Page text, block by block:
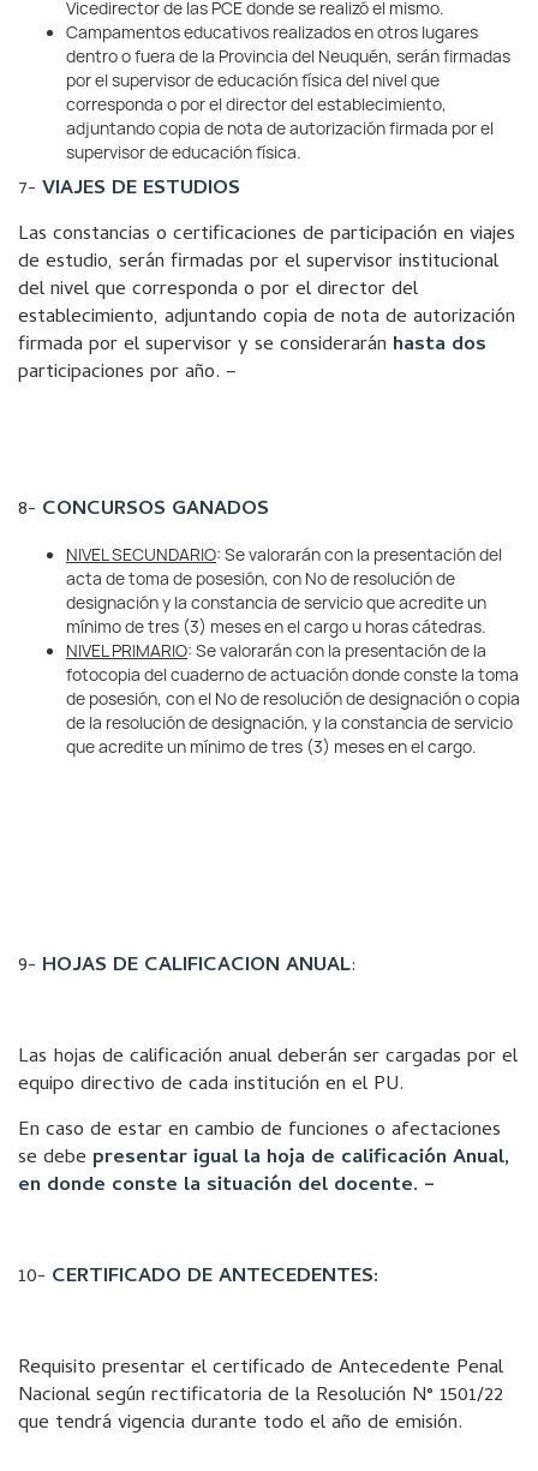
Vicedirector de las PCE donde se realizó el mismo.
Campamentos educativos realizados en otros lugares
dentro o fuera de la Provincia del Neuquén, serán firmadas
por el supervisor de educación física del nivel que
corresponda o por el director del establecimiento,
adjuntando copia de nota de autorización firmada por el
supervisor de educación física.
7- VIAJES DE ESTUDIOS
Las constancias o certificaciones de participación en viajes
de estudio, serán firmadas por el supervisor institucional
del nivel que corresponda o por el director del
establecimiento, adjuntando copia de nota de autorización
firmada por el supervisor y se considerarán hasta dos
participaciones por año. –
8- CONCURSOS GANADOS
NIVEL SECUNDARIO: Se valorarán con la presentación del
acta de toma de posesión, con Nº de resolución de
designación y la constancia de servicio que acredite un
mínimo de tres (3) meses en el cargo u horas cátedras.
NIVEL PRIMARIO: Se valorarán con la presentación de la
fotocopia del cuaderno de actuación donde conste la toma
de posesión, con el Nº de resolución de designación o copia
de la resolución de designación, y la constancia de servicio
que acredite un mínimo de tres (3) meses en el cargo.
9- HOJAS DE CALIFICACION ANUAL:
Las hojas de calificación anual deberán ser cargadas por el
equipo directivo de cada institución en el PU.
En caso de estar en cambio de funciones o afectaciones
se debe presentar igual la hoja de calificación Anual,
en donde conste la situación del docente. –
10- CERTIFICADO DE ANTECEDENTES:
Requisito presentar el certificado de Antecedente Penal
Nacional según rectificatoria de la Resolución N° 1501/22
que tendrá vigencia durante todo el año de emisión.